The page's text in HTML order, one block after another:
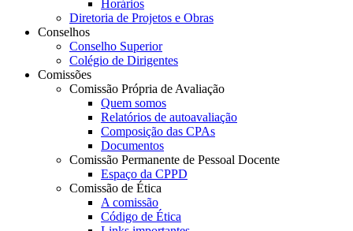
Horários
Diretoria de Projetos e Obras
Conselhos
Conselho Superior
Colégio de Dirigentes
Comissões
Comissão Própria de Avaliação
Quem somos
Relatórios de autoavaliação
Composição das CPAs
Documentos
Comissão Permanente de Pessoal Docente
Espaço da CPPD
Comissão de Ética
A comissão
Código de Ética